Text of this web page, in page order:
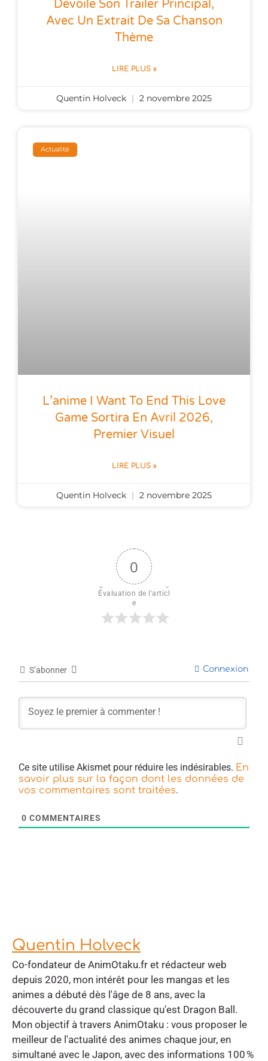
Dévoile Son Trailer Principal,
Avec Un Extrait De Sa Chanson
Thème
LIRE PLUS »
Quentin Holveck 2 novembre 2025
Actualité
L’anime I Want To End This Love
Game Sortira En Avril 2026,
Premier Visuel
LIRE PLUS »
Quentin Holveck 2 novembre 2025
0
Évaluation de l'articl
e
S’abonner Connexion
Ce site utilise Akismet pour réduire les indésirables. En
savoir plus sur la façon dont les données de
vos commentaires sont traitées.
0 COMMENTAIRES
Quentin Holveck
Co-fondateur de AnimOtaku.fr et rédacteur web
depuis 2020, mon intérêt pour les mangas et les
animes a débuté dès l'âge de 8 ans, avec la
découverte du grand classique qu'est Dragon Ball.
Mon objectif à travers AnimOtaku : vous proposer le
meilleur de l'actualité des animes chaque jour, en
simultané avec le Japon, avec des informations 100 %